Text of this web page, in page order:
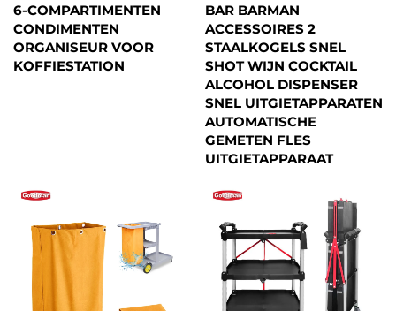
6-COMPARTIMENTEN
CONDIMENTEN
ORGANISEUR VOOR
KOFFIESTATION
BAR BARMAN
ACCESSOIRES 2
STAALKOGELS SNEL
SHOT WIJN COCKTAIL
ALCOHOL DISPENSER
SNEL UITGIETAPPARATEN
AUTOMATISCHE
GEMETEN FLES
UITGIETAPPARAAT